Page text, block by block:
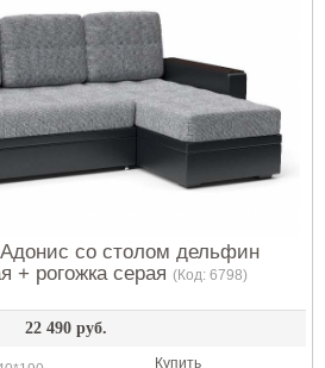
со столом дельфин
+ рогожка серая (Код: 6798)
22 490 руб.
Купить